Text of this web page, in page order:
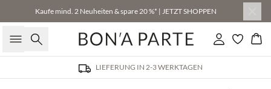
Kaufe mind. 2 Neuheiten & spare 20 %* | JETZT SHOPPEN
Suche Einloggen
LIEFERUNG IN 2-3 WERKTAGEN